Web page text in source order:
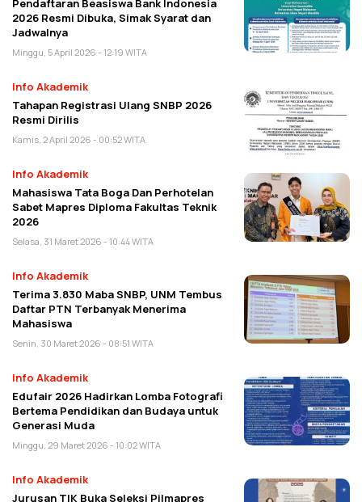
Pendaftaran Beasiswa Bank Indonesia
2026 Resmi Dibuka, Simak Syarat dan
Jadwalnya
Minggu, 5 April 2026 - 12:19 WITA
Info Akademik
Tahapan Registrasi Ulang SNBP 2026
Resmi Dirilis
Kamis, 2 April 2026 - 00:52 WITA
Info Akademik
Mahasiswa Tata Boga Dan Perhotelan
Sabet Mapres Diploma Fakultas Teknik
2026
Selasa, 31 Maret 2026 - 10:44 WITA
Info Akademik
Terima 3.830 Maba SNBP, UNM Tembus
Daftar PTN Terbanyak Menerima
Mahasiswa
Senin, 30 Maret 2026 - 08:51 WITA
Info Akademik
Edufair 2026 Hadirkan Lomba Fotografi
Bertema Pendidikan dan Budaya untuk
Generasi Muda
Minggu, 29 Maret 2026 - 10:02 WITA
Info Akademik
Jurusan TIK Buka Seleksi Pilmapres